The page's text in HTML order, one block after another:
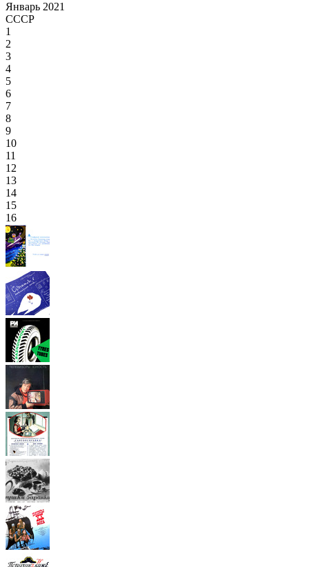
Январь 2021
СССР
1
2
3
4
5
6
7
8
9
10
11
12
13
14
15
16